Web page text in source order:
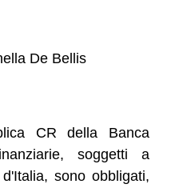
De Bellis
CR della Banca
soggetti a
sono obbligati,